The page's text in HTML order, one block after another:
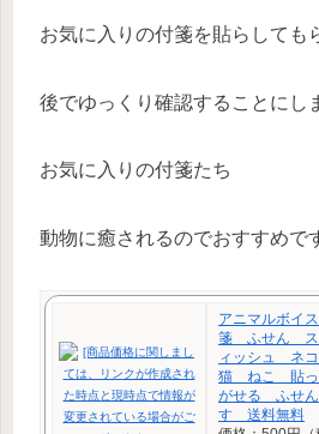
お気に入りの付箋を貼らしても
後でゆっくり確認することにし
お気に入りの付箋たち
動物に癒されるのでおすすめで
アニマルボイ
箋 ふせん ス
ィッシュ ネ
猫 ねこ 貼っ
がせる ふせ
す 送料無料